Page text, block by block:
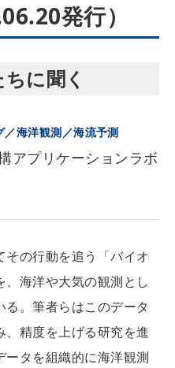
発行）
に聞く
／海洋観測／海流予測
アプリケーションラボ
の行動を追う「バイオ
、海洋や大気の観測とし
。筆者らはこのデータ
、精度を上げる研究を進
タを組織的に海洋観測